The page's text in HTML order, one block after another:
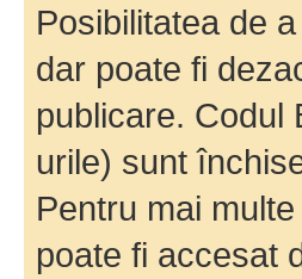
Posibilitatea de
dar poate fi
publicare. Codul
urile) sunt
Pentru mai
poate fi accesat